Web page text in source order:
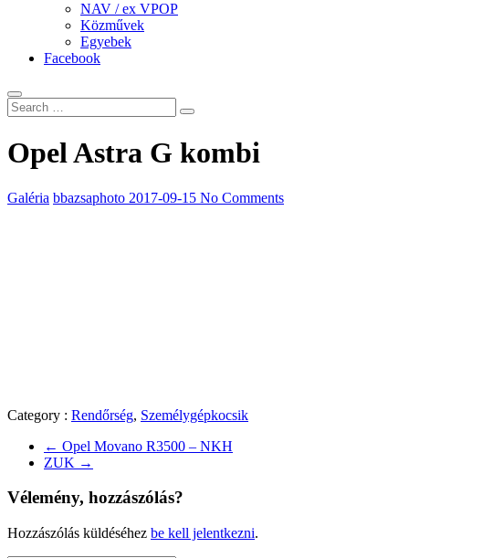
NAV / ex VPOP
Közművek
Egyebek
Facebook
Opel Astra G kombi
Galéria bbazsaphoto 2017-09-15 No Comments
Category : Rendőrség, Személygépkocsik
← Opel Movano R3500 – NKH
ZUK →
Vélemény, hozzászólás?
Hozzászólás küldéséhez be kell jelentkezni.